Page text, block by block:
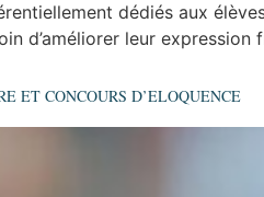
dédiés aux
d’améliorer leur expression
ET CONCOURS D’ELOQUENCE